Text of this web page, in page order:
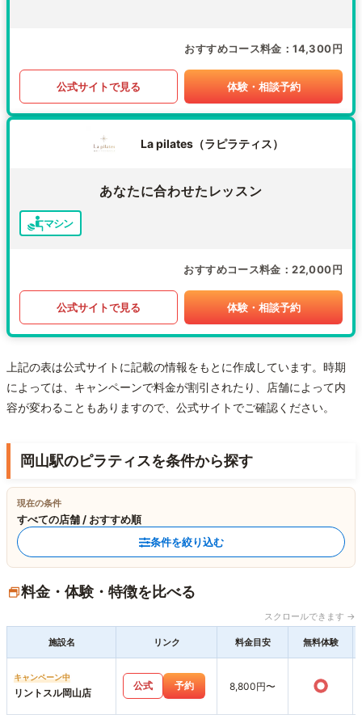
おすすめコース料金 14,300円
公式サイトで見る 体験・相談予約
La pilates（ラピラティス）
あなたに合わせたレッスン
マシン
おすすめコース料金 22,000円
公式サイトで見る 体験・相談予約
上記の表は公式サイトに記載の情報をもとに作成しています。時期
によっては、キャンペーンで料金が割引されたり、店舗によって内
容が変わることもありますので、公式サイトでご確認ください。
岡山駅のピラティスを条件から探す
現在の条件
すべての店舗 / おすすめ順
条件を絞り込む
料金・体験・特徴を比べる
スクロールできます →
施設名 リンク 料金目安 無料体験
キャンペーン中
リントスル岡山店
公式 予約 8,800円〜 ○